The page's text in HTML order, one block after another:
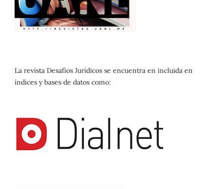
La revista Desafíos Jurídicos se encuentra en incluida en
índices y bases de datos como: